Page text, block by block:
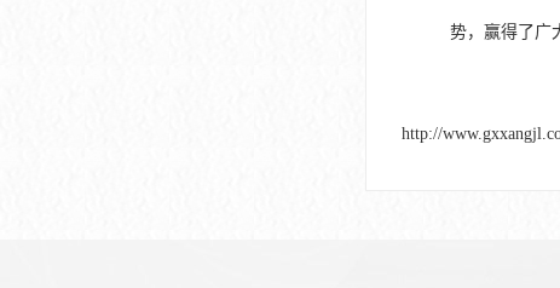
势，赢得了广
http://